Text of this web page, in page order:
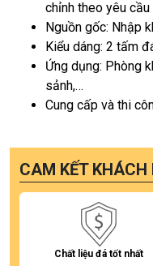
chỉnh theo yêu cầu
Nguồn gốc: Nhập
Kiểu dáng: 2 tấm
Ứng dụng: Phòng
sảnh,…
Cung cấp và thi
CAM KẾT KHÁCH
Chất liệu đá tốt nhất